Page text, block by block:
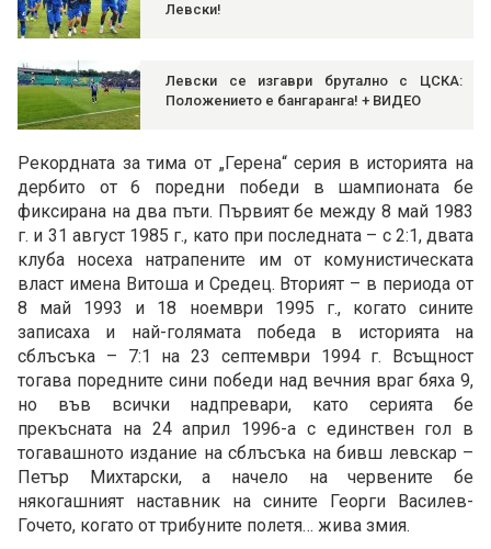
Левски!
Левски се изгаври брутално с ЦСКА:
Положението е бангаранга! + ВИДЕО
Рекордната за тима от „Герена“ серия в историята на
дербито от 6 поредни победи в шампионата бе
фиксирана на два пъти. Първият бе между 8 май 1983
г. и 31 август 1985 г., като при последната – с 2:1, двата
клуба носеха натрапените им от комунистическата
власт имена Витоша и Средец. Вторият – в периода от
8 май 1993 и 18 ноември 1995 г., когато сините
записаха и най-голямата победа в историята на
сблъсъка – 7:1 на 23 септември 1994 г. Всъщност
тогава поредните сини победи над вечния враг бяха 9,
но във всички надпревари, като серията бе
прекъсната на 24 април 1996-а с единствен гол в
тогавашното издание на сблъсъка на бивш левскар –
Петър Михтарски, а начело на червените бе
някогашният наставник на сините Георги Василев-
Гочето, когато от трибуните полетя… жива змия.